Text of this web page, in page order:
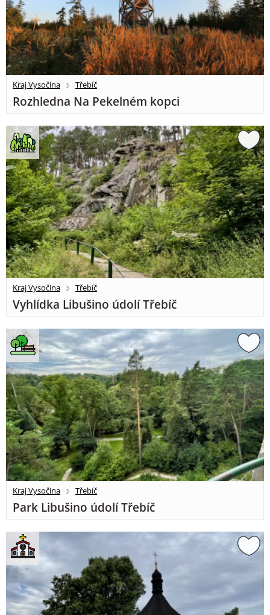
Kraj Vysočina Třebíč
Rozhledna Na Pekelném kopci
Kraj Vysočina Třebíč
Vyhlídka Libušino údolí Třebíč
Kraj Vysočina Třebíč
Park Libušino údolí Třebíč